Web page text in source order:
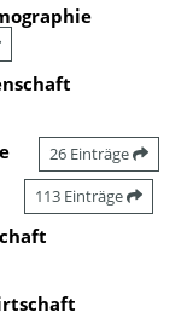
26 Einträge
113 Einträge